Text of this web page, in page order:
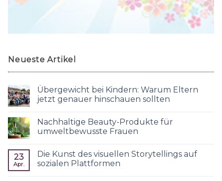
Neueste Artikel
Übergewicht bei Kindern: Warum Eltern
jetzt genauer hinschauen sollten
Nachhaltige Beauty-Produkte für
umweltbewusste Frauen
23
Apr.
Die Kunst des visuellen Storytellings auf
sozialen Plattformen